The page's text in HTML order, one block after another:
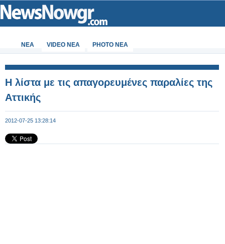
ΝΕΑ VIDEO NEA PHOTO NEA
Η λίστα με τις απαγορευμένες παραλίες της
Αττικής
2012-07-25 13:28:14